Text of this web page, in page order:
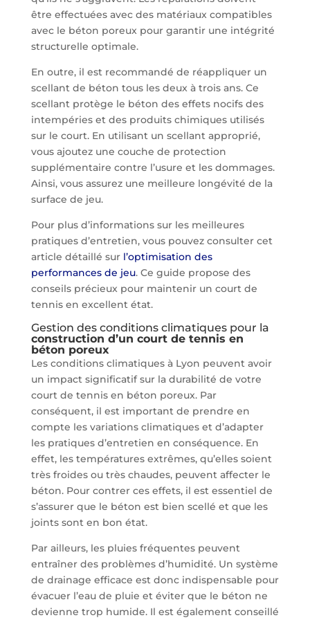
être effectuées avec des matériaux compatibles
avec le béton poreux pour garantir une intégrité
structurelle optimale.
En outre, il est recommandé de réappliquer un
scellant de béton tous les deux à trois ans. Ce
scellant protège le béton des effets nocifs des
intempéries et des produits chimiques utilisés
sur le court. En utilisant un scellant approprié,
vous ajoutez une couche de protection
supplémentaire contre l’usure et les dommages.
Ainsi, vous assurez une meilleure longévité de la
surface de jeu.
Pour plus d’informations sur les meilleures
pratiques d’entretien, vous pouvez consulter cet
article détaillé sur l’optimisation des
performances de jeu. Ce guide propose des
conseils précieux pour maintenir un court de
tennis en excellent état.
Gestion des conditions climatiques pour la
construction d’un court de tennis en
béton poreux
Les conditions climatiques à Lyon peuvent avoir
un impact significatif sur la durabilité de votre
court de tennis en béton poreux. Par
conséquent, il est important de prendre en
compte les variations climatiques et d’adapter
les pratiques d’entretien en conséquence. En
effet, les températures extrêmes, qu’elles soient
très froides ou très chaudes, peuvent affecter le
béton. Pour contrer ces effets, il est essentiel de
s’assurer que le béton est bien scellé et que les
joints sont en bon état.
Par ailleurs, les pluies fréquentes peuvent
entraîner des problèmes d’humidité. Un système
de drainage efficace est donc indispensable pour
évacuer l’eau de pluie et éviter que le béton ne
devienne trop humide. Il est également conseillé